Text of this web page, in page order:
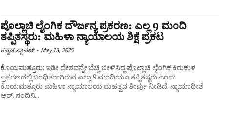
ಪೊಲ್ಲಾಚಿ ಲೈಂಗಿಕ ದೌರ್ಜನ್ಯ ಪ್ರಕರಣ: ಎಲ್ಲ 9 ಮಂದಿ
ತಪ್ಪಿತಸ್ಥರು: ಮಹಿಳಾ ನ್ಯಾಯಾಲಯ ಶಿಕ್ಷೆ ಪ್ರಕಟ
ಕನ್ನಡ ಪ್ಲಾನೆಟ್ - May 13, 2025
ಕೊಯಮತ್ತೂರು: ಇಡೀ ದೇಶವನ್ನೇ ಬೆಚ್ಚಿ ಬೀಳಿಸಿದ್ದ ಪೊಲ್ಲಾಚಿ ಲೈಂಗಿಕ ಕಿರುಕುಳ
ಪ್ರಕರಣದಲ್ಲಿ ಬಂಧಿತರಾಗಿರುವ ಎಲ್ಲಾ 9 ಮಂದಿಯೂ ತಪ್ಪಿತಸ್ಥರು ಎಂದು
ಕೊಯಮತ್ತೂರು ಮಹಿಳಾ ನ್ಯಾಯಾಲಯ ಮಹತ್ವದ ತೀರ್ಪು ನೀಡಿದೆ. ನ್ಯಾಯಾಧೀಶೆ
ಆರ್. ನಂದಿನಿ...